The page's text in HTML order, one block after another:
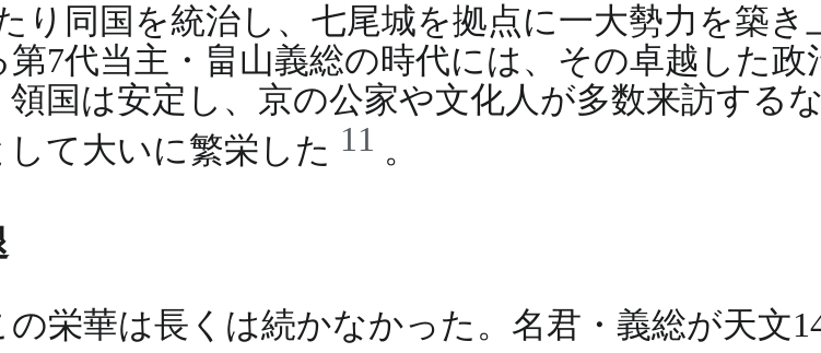
り同国を統治し、七尾城を拠点に一大勢力を築
7代当主・畠山義総の時代には、その卓越した
国は安定し、京の公家や文化人が多数来訪する
て大いに繁栄した 11 。
の栄華は長くは続かなかった。名君・義総が天文